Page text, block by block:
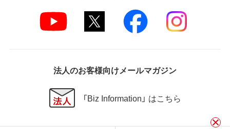
法人のお客様向けメールマガジン
「Biz Information」 はこちら